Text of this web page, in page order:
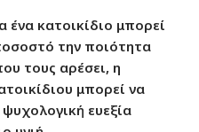
ένα κατοικίδιο μπορεί
την ποιότητα
τους αρέσει, η
μπορεί να
ευεξία